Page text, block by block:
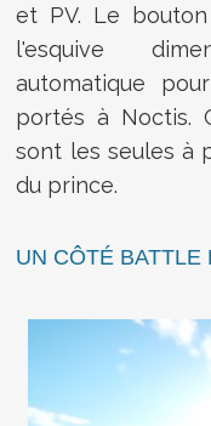
et PV. Le
l'esquive
automatique
portés à Noctis.
sont les seules à
du prince.
UN CÔTÉ BATTLE